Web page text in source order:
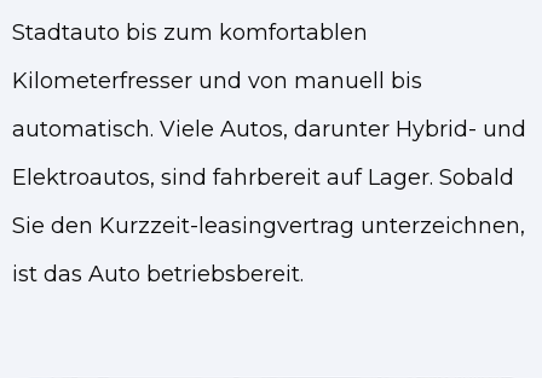
Stadtauto bis zum komfortablen
Kilometerfresser und von manuell bis
automatisch. Viele Autos, darunter Hybrid- und
Elektroautos, sind fahrbereit auf Lager. Sobald
Sie den Kurzzeit-leasingvertrag unterzeichnen,
ist das Auto betriebsbereit.